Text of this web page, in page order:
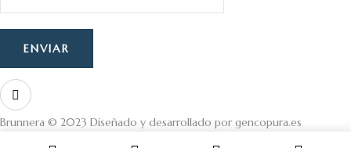
Brunnera © 2023 Diseñado y desarrollado porgencopura.es